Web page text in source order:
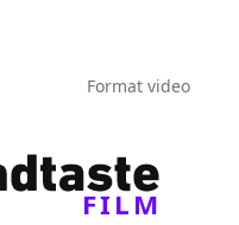
Format video
FILM